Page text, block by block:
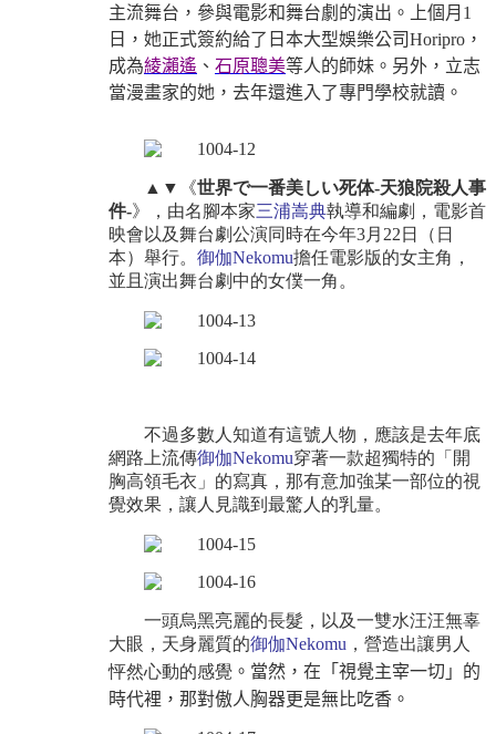
主流舞台，參與電影和舞台劇的演出。上個月 1
日，她正式簽約給了日本大型娛樂公司Horipro ，
成為綾瀨遙 、 石原聰美等人的師妹。另外，立志
當漫畫家的她，去年還進入了專門學校就讀。
▲▼ 《世界で一番美しい死体-天狼院殺人事
件-》，由名腳本家三浦嵩典執導和編劇，電影首
映會以及舞台劇公演同時在今年3月 22 日（日
本）舉行。 御伽Nekomu擔任電影版的女主角，
並且演出舞台劇中的女僕一角。
不過多數人知道有這號人物，應該是去年底
網路上流傳御伽Nekomu穿著一款超獨特的「開
胸高領毛衣」的寫真，那有意加強某一部位的視
覺效果，讓人見識到最驚人的乳量。
一頭烏黑亮麗的長髮，以及一雙水汪汪無辜
大眼，天身麗質的御伽Nekomu ，營造出讓男人
怦然心動的感覺 。當然，在「視覺主宰一切」的
時代裡，那對傲人胸器更是無比吃香。